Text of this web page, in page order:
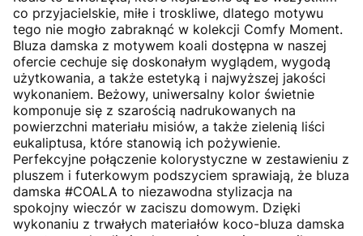
co przyjacielskie, miłe i troskliwe, dlatego motywu
tego nie mogło zabraknąć w kolekcji Comfy Moment.
Bluza damska z motywem koali dostępna w naszej
ofercie cechuje się doskonałym wyglądem, wygodą
użytkowania, a także estetyką i najwyższej jakości
wykonaniem. Beżowy, uniwersalny kolor świetnie
komponuje się z szarością nadrukowanych na
powierzchni materiału misiów, a także zielenią liści
eukaliptusa, które stanowią ich pożywienie.
Perfekcyjne połączenie kolorystyczne w zestawieniu z
pluszem i futerkowym podszyciem sprawiają, że bluza
damska #COALA to niezawodna stylizacja na
spokojny wieczór w zaciszu domowym. Dzięki
wykonaniu z trwałych materiałów koco-bluza damska